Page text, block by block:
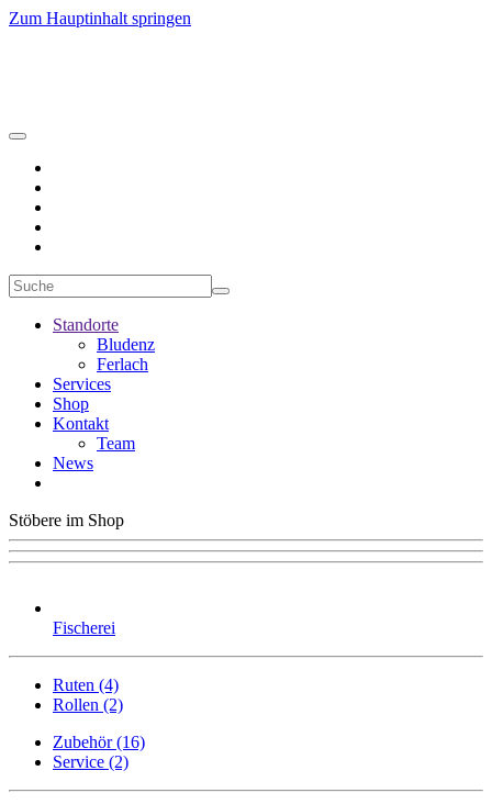
Zum Hauptinhalt springen
Standorte
Bludenz
Ferlach
Services
Shop
Kontakt
Team
News
Stöbere im Shop
Fischerei
Ruten (4)
Rollen (2)
Zubehör (16)
Service (2)